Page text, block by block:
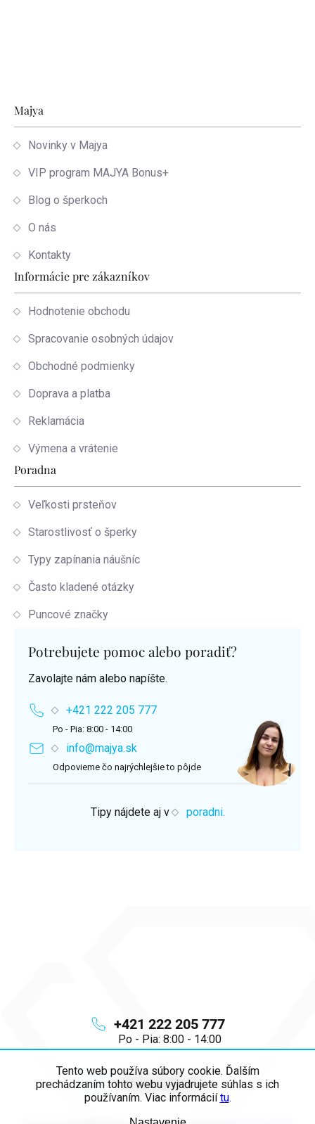
Tento web používa súbory cookie. Ďalším
prechádzaním tohto webu vyjadrujete súhlas s ich
používaním. Viac informáciítu.
Zápätie
info@majya.sk
+421 222 205 777
Po - Pia: 8:00 - 14:00
Majya
Novinky v Majya
VIP program MAJYA Bonus+
Blog o šperkoch
O nás
Kontakty
Informácie pre zákazníkov
Hodnotenie obchodu
Spracovanie osobných údajov
Obchodné podmienky
Doprava a platba
Reklamácia
Výmena a vrátenie
Poradna
Veľkosti prsteňov
Starostlivosť o šperky
Typy zapínania náušníc
Často kladené otázky
Puncové značky
Potrebujete pomoc alebo poradiť?
Zavolajte nám alebo napíšte.
+421 222 205 777
Po - Pia: 8:00 - 14:00
info@majya.sk
Odpovieme čo najrýchlejšie to pôjde
Tipy nájdete aj v poradni.